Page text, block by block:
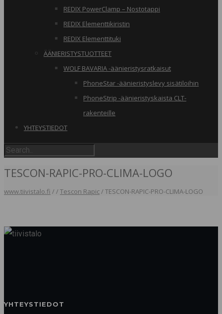
REDIX PowerClamp – Nostotappi
REDIX Elementtikiristin
REDIX Elementtituki
ÄÄNIERISTYSTUOTTEET
WOLF BAVARIA -äänieristysratkaisut
PhoneStar -äänieristyslevy sisätiloihin
PhoneStrip -äänieristyskaista CLT-
rakenteille
YHTEYSTIEDOT
TESCON-RAPIC-PRO-CLIMA-LOGO
www.tiivistalo.fi //Tescon Rapic/TESCON-RAPIC-PRO-CLIMA-LOGO
YHTEYSTIEDOT